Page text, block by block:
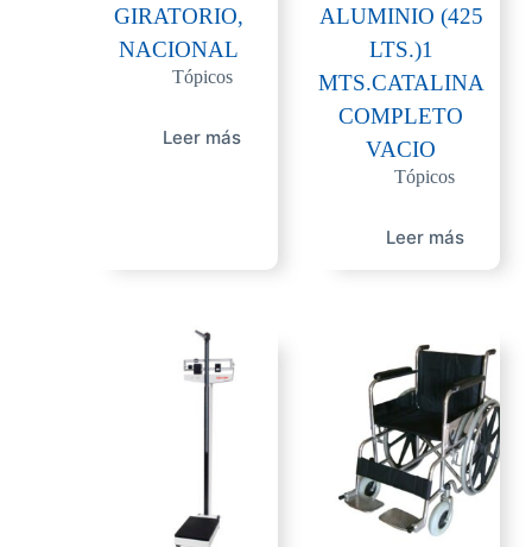
GIRATORIO,
NACIONAL
Tópicos
Leer más
ALUMINIO (425
LTS.)1
MTS.CATALINA
COMPLETO
VACIO
Tópicos
Leer más